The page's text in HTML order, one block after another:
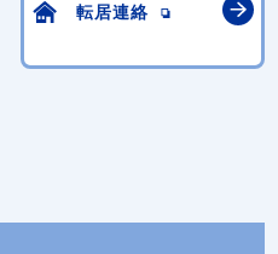
転居連絡